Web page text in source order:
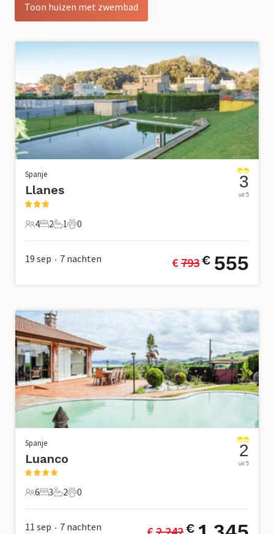
Toon huizen met zwembad
Spanje
Llanes
4 Gasten
4
2 Slaapkamers
2
1 Badkamer
1
0 Huisdieren
0
3
uit 5
19 sep • 7 nachten € 793€ 555
Spanje
Luanco
6 Gasten
6
3 Slaapkamers
3
2 Badkamers
2
0 Huisdieren
0
2
uit 5
11 sep • 7 nachten €